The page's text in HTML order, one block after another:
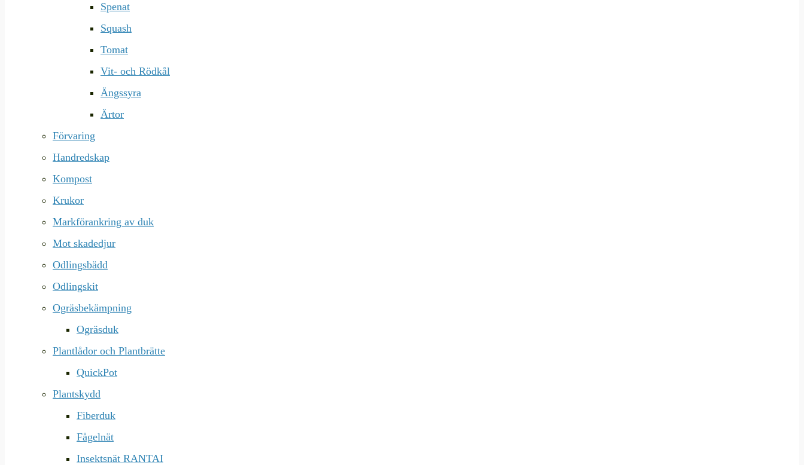
Spenat
Squash
Tomat
Vit- och Rödkål
Ängssyra
Ärtor
Förvaring
Handredskap
Kompost
Krukor
Markförankring av duk
Mot skadedjur
Odlingsbädd
Odlingskit
Ogräsbekämpning
Ogräsduk
Plantlådor och Plantbrätte
QuickPot
Plantskydd
Fiberduk
Fågelnät
Insektsnät RANTAI